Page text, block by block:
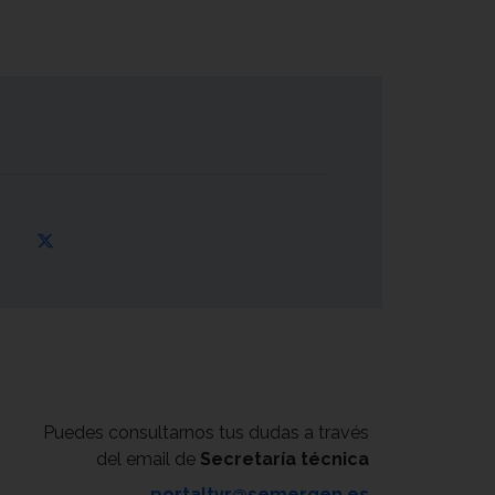
Puedes consultarnos tus dudas a través
del email de Secretaría técnica